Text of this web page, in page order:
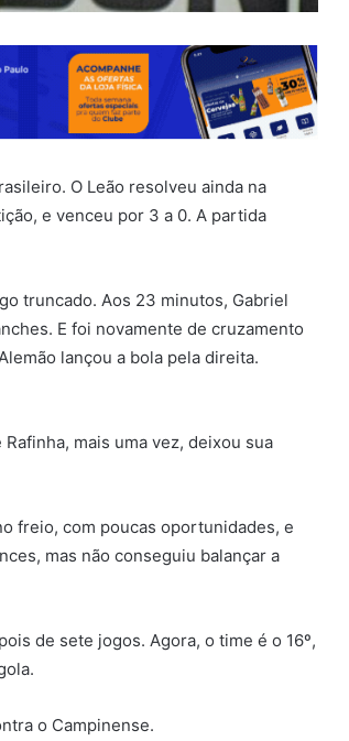
O Leão resolveu ainda na
e venceu por 3 a 0. A partida
truncado. Aos 23 minutos, Gabriel
E foi novamente de cruzamento
lançou a bola pela direita.
mais uma vez, deixou sua
freio, com poucas oportunidades, e
mas não conseguiu balançar a
de sete jogos. Agora, o time é o 16º,
o Campinense.